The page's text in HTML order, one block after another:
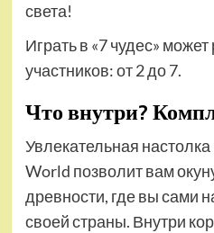
света!
Играть в «7 чудес»
участников: от 2 до 7.
Что внутри?
Увлекательная настолка
World позволит вам
древности, где вы сами
своей страны. Внутри